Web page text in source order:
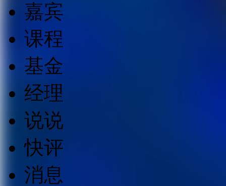
嘉宾
课程
基金
经理
说说
快评
消息